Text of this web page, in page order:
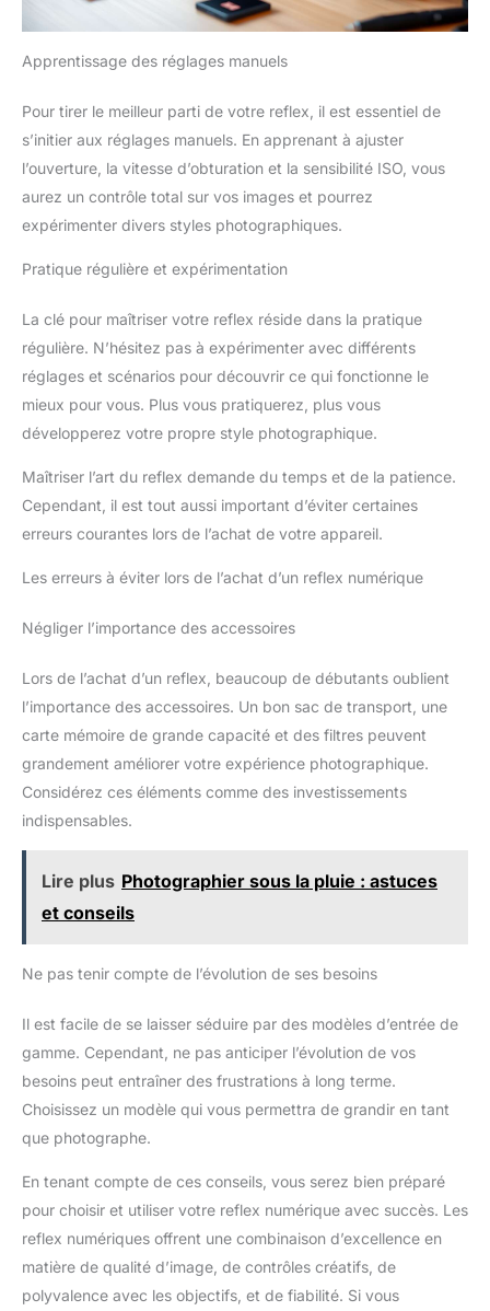
Apprentissage des réglages manuels
Pour tirer le meilleur parti de votre reflex, il est essentiel de
s’initier aux réglages manuels. En apprenant à ajuster
l’ouverture, la vitesse d’obturation et la sensibilité ISO, vous
aurez un contrôle total sur vos images et pourrez
expérimenter divers styles photographiques.
Pratique régulière et expérimentation
La clé pour maîtriser votre reflex réside dans la pratique
régulière. N’hésitez pas à expérimenter avec différents
réglages et scénarios pour découvrir ce qui fonctionne le
mieux pour vous. Plus vous pratiquerez, plus vous
développerez votre propre style photographique.
Maîtriser l’art du reflex demande du temps et de la patience.
Cependant, il est tout aussi important d’éviter certaines
erreurs courantes lors de l’achat de votre appareil.
Les erreurs à éviter lors de l’achat d’un reflex numérique
Négliger l’importance des accessoires
Lors de l’achat d’un reflex, beaucoup de débutants oublient
l’importance des accessoires. Un bon sac de transport, une
carte mémoire de grande capacité et des filtres peuvent
grandement améliorer votre expérience photographique.
Considérez ces éléments comme des investissements
indispensables.
Lire plus Photographier sous la pluie : astuces
et conseils
Ne pas tenir compte de l’évolution de ses besoins
Il est facile de se laisser séduire par des modèles d’entrée de
gamme. Cependant, ne pas anticiper l’évolution de vos
besoins peut entraîner des frustrations à long terme.
Choisissez un modèle qui vous permettra de grandir en tant
que photographe.
En tenant compte de ces conseils, vous serez bien préparé
pour choisir et utiliser votre reflex numérique avec succès. Les
reflex numériques offrent une combinaison d’excellence en
matière de qualité d’image, de contrôles créatifs, de
polyvalence avec les objectifs, et de fiabilité. Si vous